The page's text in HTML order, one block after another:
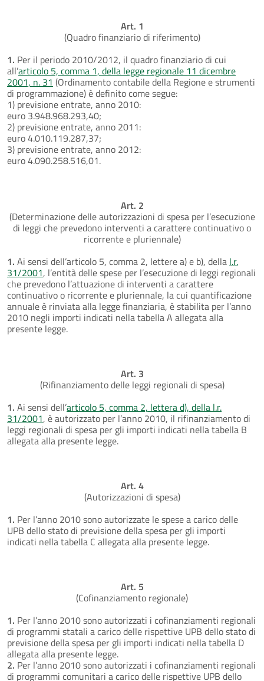
Art. 1
(Quadro finanziario di riferimento)
1. Per il periodo 2010/2012, il quadro finanziario di cui
all’articolo 5, comma 1, della legge regionale 11 dicembre
2001, n. 31 (Ordinamento contabile della Regione e strumenti
di programmazione) è definito come segue:
1) previsione entrate, anno 2010:
euro 3.948.968.293,40;
2) previsione entrate, anno 2011:
euro 4.010.119.287,37;
3) previsione entrate, anno 2012:
euro 4.090.258.516,01.
Art. 2
(Determinazione delle autorizzazioni di spesa per l’esecuzione
di leggi che prevedono interventi a carattere continuativo o
ricorrente e pluriennale)
1. Ai sensi dell’articolo 5, comma 2, lettere a) e b), della l.r.
31/2001, l’entità delle spese per l’esecuzione di leggi regionali
che prevedono l’attuazione di interventi a carattere
continuativo o ricorrente e pluriennale, la cui quantificazione
annuale è rinviata alla legge finanziaria, è stabilita per l’anno
2010 negli importi indicati nella tabella A allegata alla
presente legge.
Art. 3
(Rifinanziamento delle leggi regionali di spesa)
1. Ai sensi dell’articolo 5, comma 2, lettera d), della l.r.
31/2001, è autorizzato per l’anno 2010, il rifinanziamento di
leggi regionali di spesa per gli importi indicati nella tabella B
allegata alla presente legge.
Art. 4
(Autorizzazioni di spesa)
1. Per l’anno 2010 sono autorizzate le spese a carico delle
UPB dello stato di previsione della spesa per gli importi
indicati nella tabella C allegata alla presente legge.
Art. 5
(Cofinanziamento regionale)
1. Per l’anno 2010 sono autorizzati i cofinanziamenti regionali
di programmi statali a carico delle rispettive UPB dello stato di
previsione della spesa per gli importi indicati nella tabella D
allegata alla presente legge.
2. Per l’anno 2010 sono autorizzati i cofinanziamenti regionali
di programmi comunitari a carico delle rispettive UPB dello